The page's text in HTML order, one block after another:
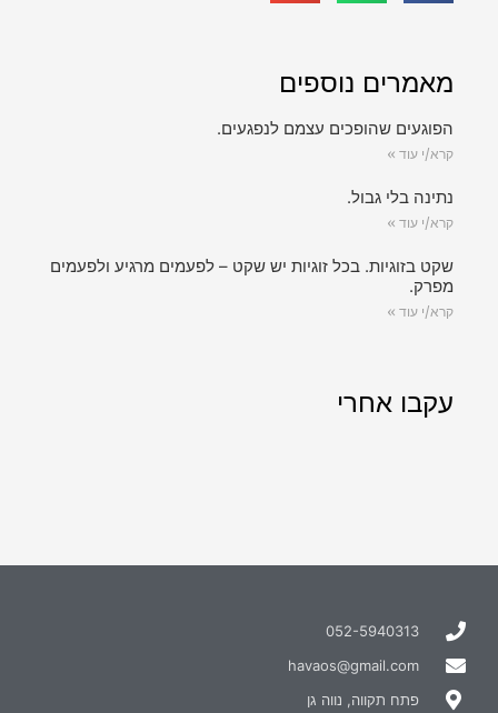
מאמרים נוספים
הפוגעים שהופכים עצמם לנפגעים.
קרא/י עוד »
נתינה בלי גבול.
קרא/י עוד »
שקט בזוגיות. בכל זוגיות יש שקט – לפעמים מרגיע ולפעמים
מפרק.
קרא/י עוד »
עקבו אחרי
052-5940313
havaos@gmail.com
פתח תקווה, נווה גן